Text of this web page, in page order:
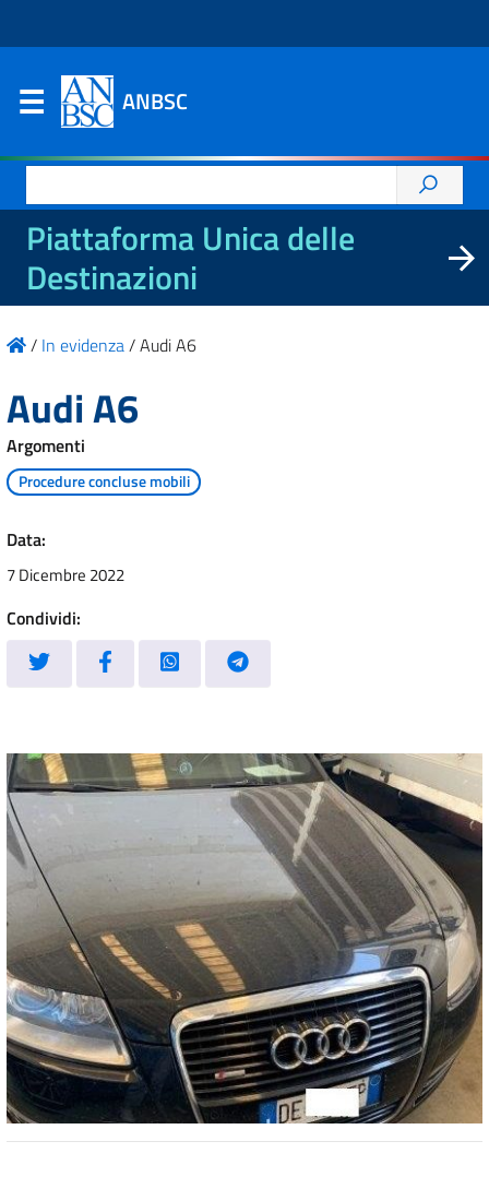
ANBSC
per:
Piattaforma Unica delle
Destinazioni
/ In evidenza/Audi A6
Audi A6
Argomenti
Procedure concluse mobili
Data:
7 Dicembre 2022
Condividi: